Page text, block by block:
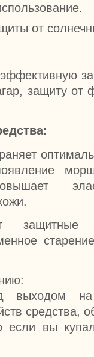
от
защиту от
защитные
выходом
средства,
если вы